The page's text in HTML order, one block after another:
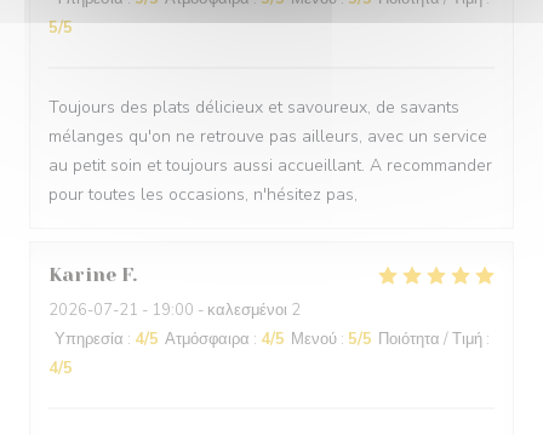
5/5
Toujours des plats délicieux et savoureux, de savants
mélanges qu'on ne retrouve pas ailleurs, avec un service
au petit soin et toujours aussi accueillant. A recommander
pour toutes les occasions, n'hésitez pas,
Karine F
2026-07-21 - 19:00 - καλεσμένοι 2
Υπηρεσία : 4/5 Ατμόσφαιρα : 4/5 Μενού : 5/5 Ποιότητα / Τιμή :
4/5